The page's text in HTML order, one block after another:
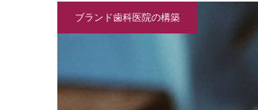
ブランド歯科医院の構築